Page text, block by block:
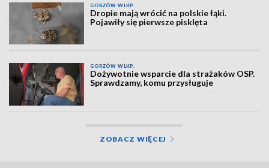
GORZÓW WLKP.
Dropie mają wrócić na polskie łąki.
Pojawiły się pierwsze pisklęta
GORZÓW WLKP.
Dożywotnie wsparcie dla strażaków OSP.
Sprawdzamy, komu przysługuje
ZOBACZ WIĘCEJ